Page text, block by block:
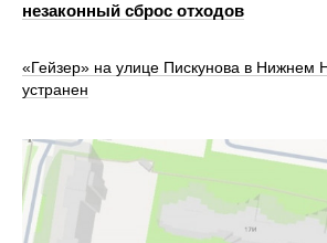
незаконный сброс отходов
«Гейзер» на улице Пискунова в Нижнем
устранен